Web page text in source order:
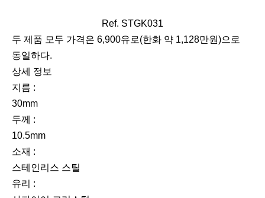
Ref. STGK031
이
전
다
음
두 제품 모두 가격은 6,900유로(한화 약 1,128만원)으로
동일하다.
상세 정보
지름 :
30mm
두께 :
10.5mm
소재 :
스테인리스 스틸
유리 :